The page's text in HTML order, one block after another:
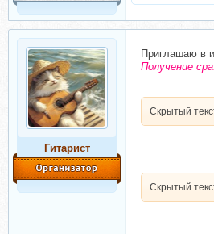
Гитарист
Приглашаю в
Получение
Скрытый
Скрытый